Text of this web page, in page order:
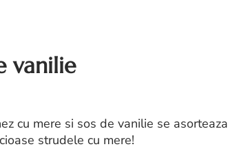
vanilie
cu mere si sos de vanilie se asorteaza
strudele cu mere!